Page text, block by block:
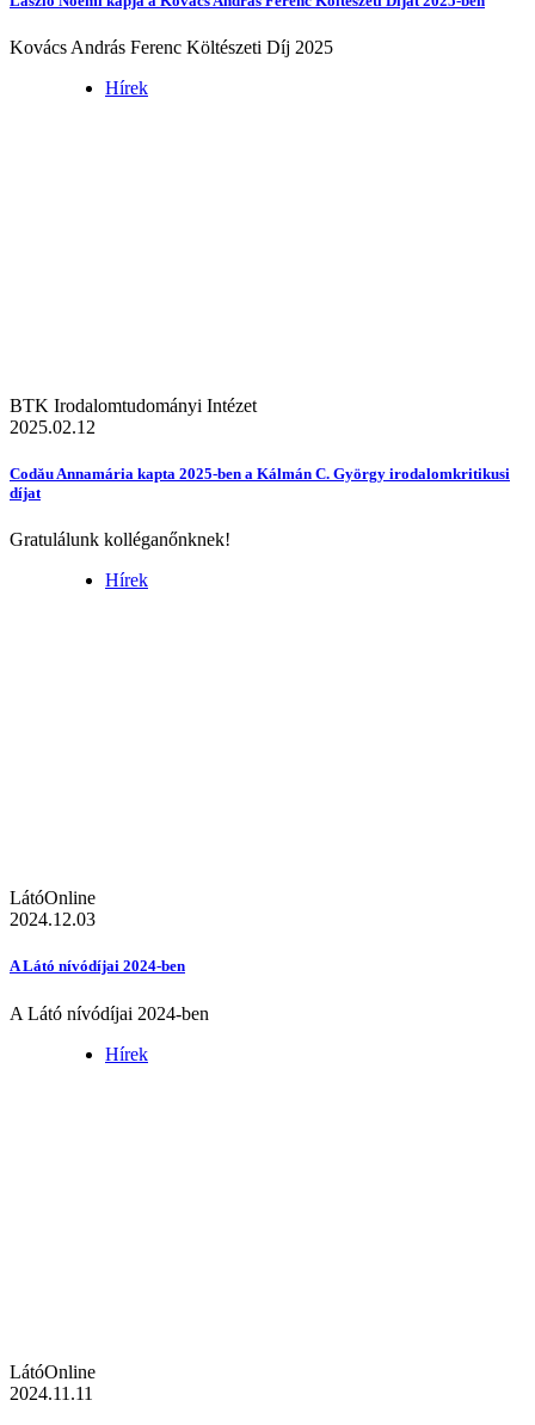
Kovács András Ferenc Költészeti Díj 2025
Hírek
BTK Irodalomtudományi Intézet
2025.02.12
Codău Annamária kapta 2025-ben a Kálmán C. György irodalomkritikusi
díjat
Gratulálunk kolléganőnknek!
Hírek
LátóOnline
2024.12.03
A Látó nívódíjai 2024-ben
A Látó nívódíjai 2024-ben
Hírek
LátóOnline
2024.11.11